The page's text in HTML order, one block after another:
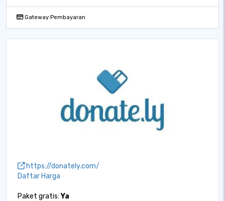
Gateway Pembayaran
https://donately.com/
Daftar Harga
Paket gratis:Ya